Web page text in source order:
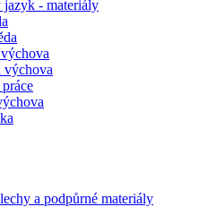
- materiály
výchova
a podpůrné materiály